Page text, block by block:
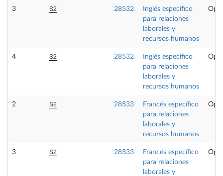
3 S2 28532
Inglés específico
para relaciones
laborales y
recursos humanos
4 S2 28532
Inglés específico
para relaciones
laborales y
recursos humanos
2 S2 28533
Francés específico
para relaciones
laborales y
recursos humanos
3 S2 28533
Francés específico
para relaciones
laborales y